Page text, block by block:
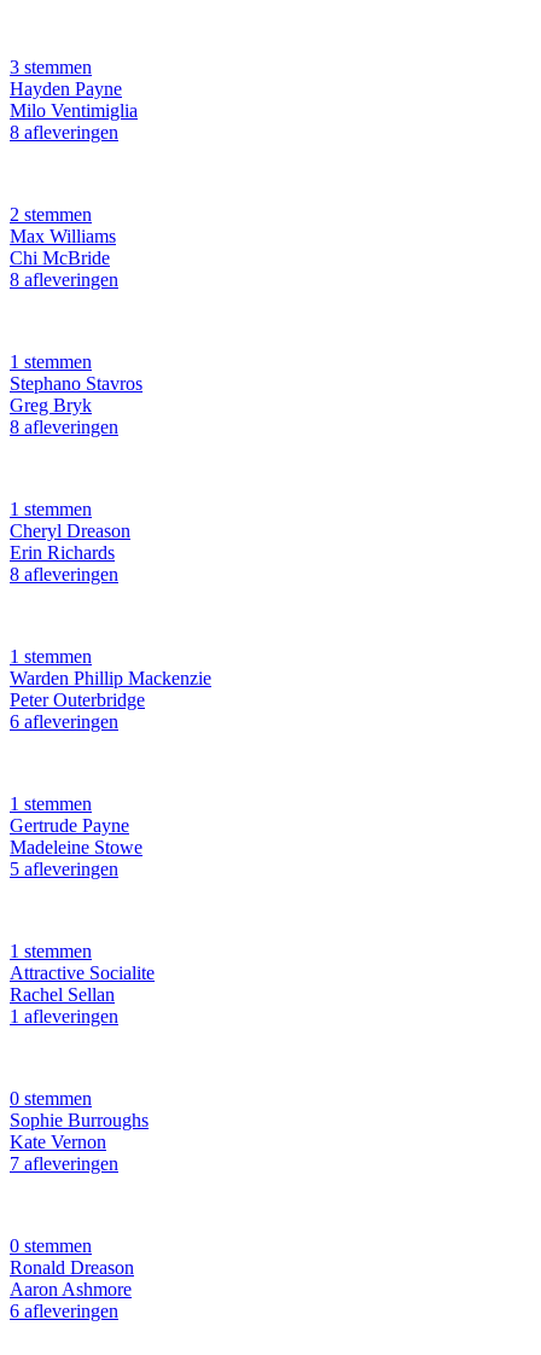
3 stemmen
Hayden Payne
Milo Ventimiglia
8 afleveringen
2 stemmen
Max Williams
Chi McBride
8 afleveringen
1 stemmen
Stephano Stavros
Greg Bryk
8 afleveringen
1 stemmen
Cheryl Dreason
Erin Richards
8 afleveringen
1 stemmen
Warden Phillip Mackenzie
Peter Outerbridge
6 afleveringen
1 stemmen
Gertrude Payne
Madeleine Stowe
5 afleveringen
1 stemmen
Attractive Socialite
Rachel Sellan
1 afleveringen
0 stemmen
Sophie Burroughs
Kate Vernon
7 afleveringen
0 stemmen
Ronald Dreason
Aaron Ashmore
6 afleveringen